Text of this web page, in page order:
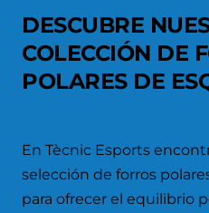
DESCUBRE
COLECCIÓN DE
POLARES DE
En Tècnic Esports
selección de forros
para ofrecer el equilibrio